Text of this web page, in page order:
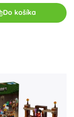
Do košíka